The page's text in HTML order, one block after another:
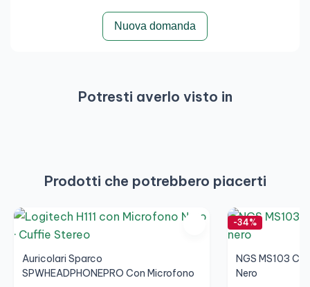
Nuova domanda
Potresti averlo visto in
Prodotti che potrebbero piacerti
Auricolari Sparco
SPWHEADPHONEPRO Con Microfono
-34%
NGS MS103
Nero